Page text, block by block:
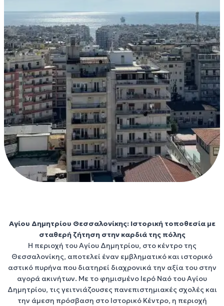
Δείτε τα Ακίνητα
Αγίου Δημητρίου Θεσσαλονίκης: Ιστορική τοποθεσία με
σταθερή ζήτηση στην καρδιά της πόλης
Η περιοχή τουΑγίου Δημητρίου, στο κέντρο της
Θεσσαλονίκης, αποτελεί έναν εμβληματικό και ιστορικό
αστικό πυρήνα που διατηρεί διαχρονικά την αξία του στην
αγορά ακινήτων. Με το φημισμένο Ιερό Ναό του Αγίου
Δημητρίου, τις γειτνιάζουσες πανεπιστημιακές σχολές και
την άμεση πρόσβαση στο Ιστορικό Κέντρο, η περιοχή